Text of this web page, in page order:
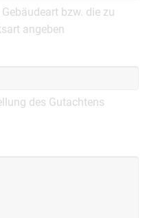
bzw. die zu
angeben
des Gutachtens